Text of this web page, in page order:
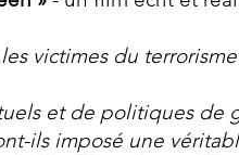
victimes du
et de politiques de
ils imposé une